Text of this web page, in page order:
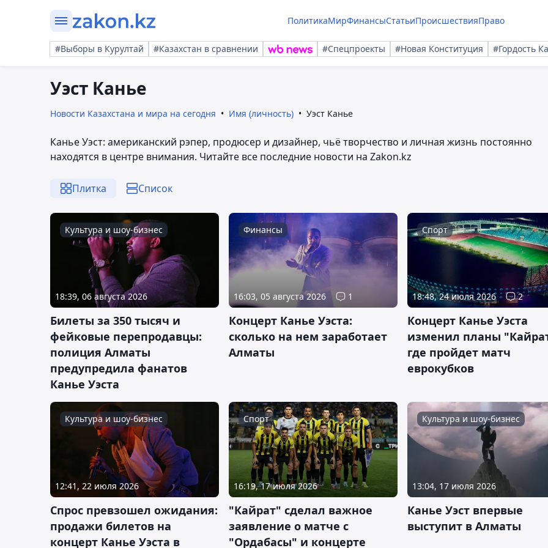
ПолитикаМирФинансыСтатьиПроисшествияПраво
#Выборы в Курултай #Казахстан в сравнении #Спецпроекты #Новая Конституция #Гордость
Уэст Канье
Новости Казахстана и мира на сегодня Имя (личность) Уэст Канье
Канье Уэст: американский рэпер, продюсер и дизайнер, чьё творчество и личная жизнь постоянно
находятся в центре внимания. Читайте все последние новости на Zakon.kz
Плитка Список
Культура и шоу-бизнес
18:39, 06 августа 2026
Билеты за 350 тысяч и
фейковые перепродавцы:
полиция Алматы
предупредила фанатов
Канье Уэста
Финансы
16:03, 05 августа 2026 1
Концерт Канье Уэста:
сколько на нем заработает
Алматы
Спорт
18:48, 24 июля 2026 2
Концерт Канье Уэста
изменил планы
где пройдет матч
еврокубков
Культура и шоу-бизнес
12:41, 22 июля 2026
Спрос превзошел ожидания:
продажи билетов на
концерт Канье Уэста в
Спорт
16:19, 17 июля 2026
"Кайрат" сделал важное
заявление о матче с
"Ордабасы" и концерте
Культура и шоу-бизнес
13:04, 17 июля 2026
Канье Уэст впервые
выступит в Алматы